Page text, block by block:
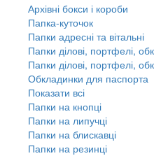
Архівні бокси і короби
Папка-куточок
Папки адресні та вітальні
Папки ділові, портфелі,
Папки ділові, портфелі,
Обкладинки для паспорта
Показати всі
Папки на кнопці
Папки на липучці
Папки на блискавці
Папки на резинці